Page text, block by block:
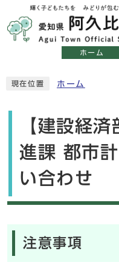
ホーム
現在位置 ホーム
【建設経
進課 都市
い合わせ
注意事項